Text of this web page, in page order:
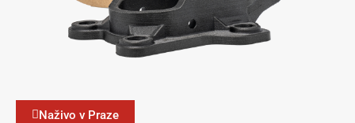
Naživo v Praze